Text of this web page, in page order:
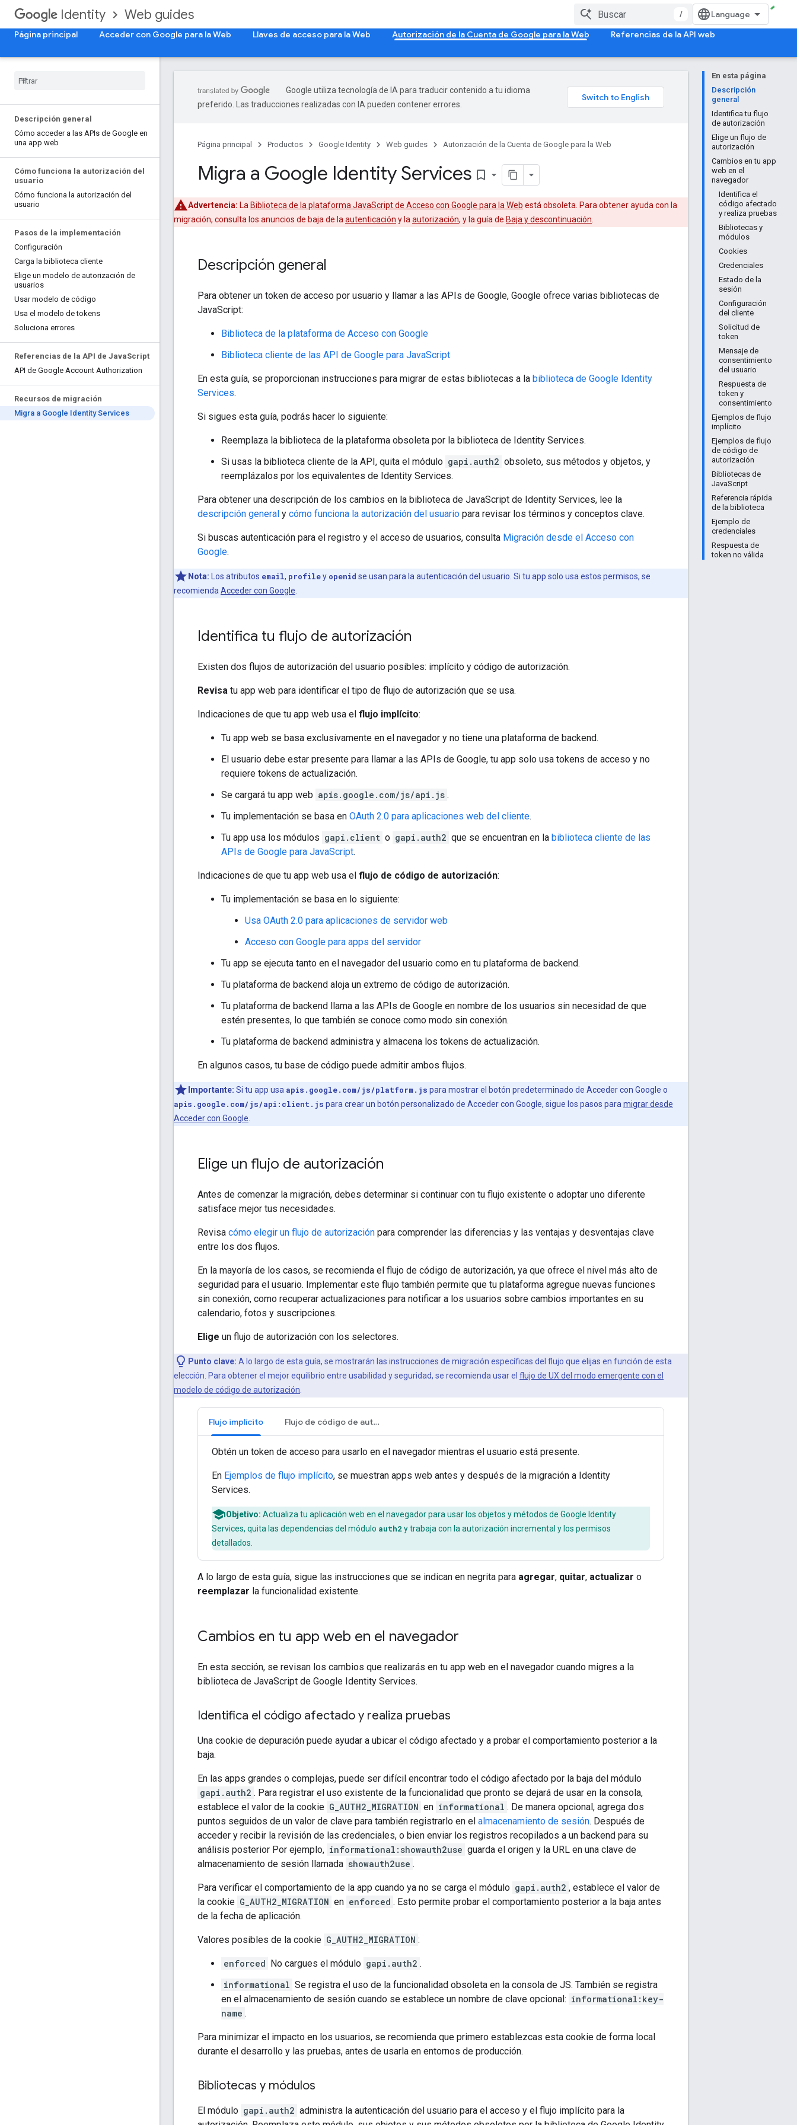
Identity Web guides
/
Página principal
Acceder con Google para la Web Llaves de acceso para la Web Autorización de la Cuenta de Google para la Web Referencias de la API web
Descripción general
Cómo acceder a las APIs de Google en
una app web
Cómo funciona la autorización del
usuario
Cómo funciona la autorización del
usuario
Pasos de la implementación
Configuración
Carga la biblioteca cliente
Elige un modelo de autorización de
usuarios
Usar modelo de código
Usa el modelo de tokens
Soluciona errores
Referencias de la API de JavaScript
API de Google Account Authorization
Recursos de migración
Migra a Google Identity Services
En esta página
Descripción
general
Identifica tu flujo
de autorización
Elige un flujo de
autorización
Cambios en tu app
web en el
navegador
Identifica el
código afectado
y realiza pruebas
Bibliotecas y
módulos
Cookies
Credenciales
Estado de la
sesión
Configuración
del cliente
Solicitud de
token
Mensaje de
consentimiento
del usuario
Respuesta de
token y
consentimiento
Ejemplos de flujo
implícito
Ejemplos de flujo
de código de
autorización
Bibliotecas de
JavaScript
Referencia rápida
de la biblioteca
Ejemplo de
credenciales
Respuesta de
token no válida
Google utiliza tecnología de IA para traducir contenido a tu idioma
preferido. Las traducciones realizadas con IA pueden contener errores.
Página principal Productos Google Identity Web guides Autorización de la Cuenta de Google para la Web
Migra a Google Identity Services bookmark_border
Advertencia: La Biblioteca de la plataforma JavaScript de Acceso con Google para la Web está obsoleta. Para obtener ayuda con la
migración, consulta los anuncios de baja de la autenticación y la autorización, y la guía de Baja y descontinuación
Descripción general
Para obtener un token de acceso por usuario y llamar a las APIs de Google, Google ofrece varias bibliotecas de
JavaScript:
Biblioteca de la plataforma de Acceso con Google
Biblioteca cliente de las API de Google para JavaScript
En esta guía, se proporcionan instrucciones para migrar de estas bibliotecas a la biblioteca de Google Identity
Services.
Si sigues esta guía, podrás hacer lo siguiente:
Reemplaza la biblioteca de la plataforma obsoleta por la biblioteca de Identity Services.
Si usas la biblioteca cliente de la API, quita el módulo gapi.auth2 obsoleto, sus métodos y objetos, y
reemplázalos por los equivalentes de Identity Services.
Para obtener una descripción de los cambios en la biblioteca de JavaScript de Identity Services, lee la
descripción general y cómo funciona la autorización del usuario para revisar los términos y conceptos clave.
Si buscas autenticación para el registro y el acceso de usuarios, consulta Migración desde el Acceso con
Google.
Nota: Los atributos email, profiley openid se usan para la autenticación del usuario. Si tu app solo usa estos permisos, se
recomienda Acceder con Google
Identifica tu flujo de autorización
Existen dos flujos de autorización del usuario posibles: implícito y código de autorización.
Revisa tu app web para identificar el tipo de flujo de autorización que se usa.
Indicaciones de que tu app web usa el flujo implícito:
Tu app web se basa exclusivamente en el navegador y no tiene una plataforma de backend.
El usuario debe estar presente para llamar a las APIs de Google, tu app solo usa tokens de acceso y no
requiere tokens de actualización.
Se cargará tu app web apis.google.com/js/api.js .
Tu implementación se basa en OAuth 2.0 para aplicaciones web del cliente.
Tu app usa los módulos gapi.client o gapi.auth2 que se encuentran en la biblioteca cliente de las
APIs de Google para JavaScript.
Indicaciones de que tu app web usa el flujo de código de autorización:
Tu implementación se basa en lo siguiente:
Usa OAuth 2.0 para aplicaciones de servidor web
Acceso con Google para apps del servidor
Tu app se ejecuta tanto en el navegador del usuario como en tu plataforma de backend.
Tu plataforma de backend aloja un extremo de código de autorización.
Tu plataforma de backend llama a las APIs de Google en nombre de los usuarios sin necesidad de que
estén presentes, lo que también se conoce como modo sin conexión.
Tu plataforma de backend administra y almacena los tokens de actualización.
En algunos casos, tu base de código puede admitir ambos flujos.
Importante: Si tu app usa apis.google.com/js/platform.js para mostrar el botón predeterminado de Acceder con Google o
apis.google.com/js/api:client.js para crear un botón personalizado de Acceder con Google, sigue los pasos para migrar desde
Acceder con Google
Elige un flujo de autorización
Antes de comenzar la migración, debes determinar si continuar con tu flujo existente o adoptar uno diferente
satisface mejor tus necesidades.
Revisa cómo elegir un flujo de autorización para comprender las diferencias y las ventajas y desventajas clave
entre los dos flujos.
En la mayoría de los casos, se recomienda el flujo de código de autorización, ya que ofrece el nivel más alto de
seguridad para el usuario. Implementar este flujo también permite que tu plataforma agregue nuevas funciones
sin conexión, como recuperar actualizaciones para notificar a los usuarios sobre cambios importantes en su
calendario, fotos y suscripciones.
Elige un flujo de autorización con los selectores.
Punto clave: A lo largo de esta guía, se mostrarán las instrucciones de migración específicas del flujo que elijas en función de esta
elección. Para obtener el mejor equilibrio entre usabilidad y seguridad, se recomienda usar el flujo de UX del modo emergente con el
modelo de código de autorización
Flujo implícito Flujo de código de autorización
Obtén un token de acceso para usarlo en el navegador mientras el usuario está presente.
En Ejemplos de flujo implícito, se muestran apps web antes y después de la migración a Identity
Services.
Objetivo: Actualiza tu aplicación web en el navegador para usar los objetos y métodos de Google Identity
Services, quita las dependencias del módulo auth2y trabaja con la autorización incremental y los permisos
detallados.
A lo largo de esta guía, sigue las instrucciones que se indican en negrita para agregar, quitar, actualizar o
reemplazar la funcionalidad existente.
Cambios en tu app web en el navegador
En esta sección, se revisan los cambios que realizarás en tu app web en el navegador cuando migres a la
biblioteca de JavaScript de Google Identity Services.
Identifica el código afectado y realiza pruebas
Una cookie de depuración puede ayudar a ubicar el código afectado y a probar el comportamiento posterior a la
baja.
En las apps grandes o complejas, puede ser difícil encontrar todo el código afectado por la baja del módulo
gapi.auth2 . Para registrar el uso existente de la funcionalidad que pronto se dejará de usar en la consola,
establece el valor de la cookie G_AUTH2_MIGRATION en informational . De manera opcional, agrega dos
puntos seguidos de un valor de clave para también registrarlo en el almacenamiento de sesión. Después de
acceder y recibir la revisión de las credenciales, o bien enviar los registros recopilados a un backend para su
análisis posterior Por ejemplo, informational:showauth2use guarda el origen y la URL en una clave de
almacenamiento de sesión llamada showauth2use .
Para verificar el comportamiento de la app cuando ya no se carga el módulo gapi.auth2 , establece el valor de
la cookie G_AUTH2_MIGRATION en enforced . Esto permite probar el comportamiento posterior a la baja antes
de la fecha de aplicación.
Valores posibles de la cookie G_AUTH2_MIGRATION :
enforced No cargues el módulo gapi.auth2 .
informational Se registra el uso de la funcionalidad obsoleta en la consola de JS. También se registra
en el almacenamiento de sesión cuando se establece un nombre de clave opcional: informational:key-
name .
Para minimizar el impacto en los usuarios, se recomienda que primero establezcas esta cookie de forma local
durante el desarrollo y las pruebas, antes de usarla en entornos de producción.
Bibliotecas y módulos
El módulo gapi.auth2 administra la autenticación del usuario para el acceso y el flujo implícito para la